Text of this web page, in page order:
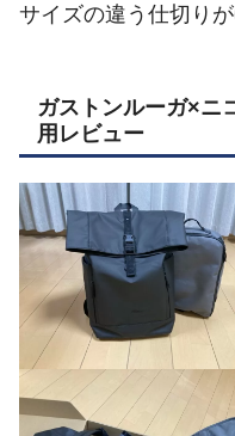
サイズの違う仕切りが
ガストンルーガ×ニ
用レビュー